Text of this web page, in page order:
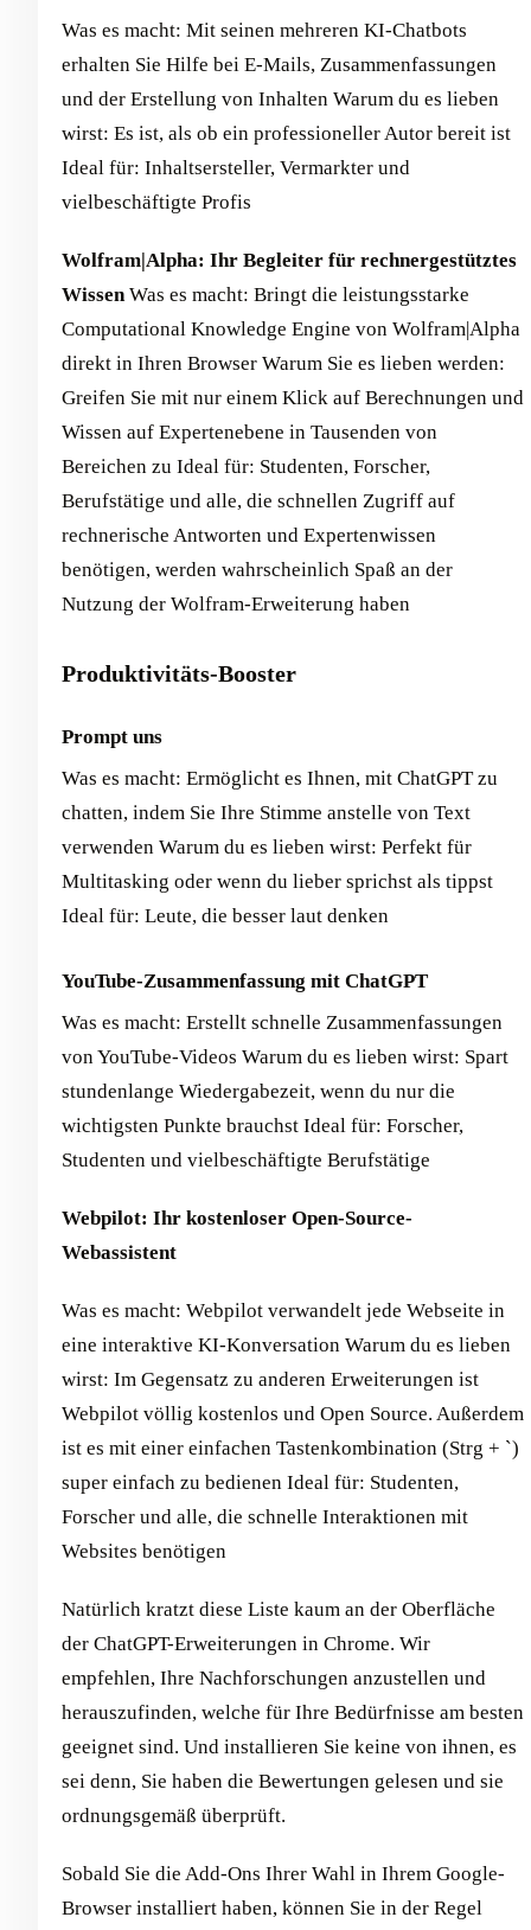
Was es macht: Mit seinen mehreren KI-Chatbots
erhalten Sie Hilfe bei E-Mails, Zusammenfassungen
und der Erstellung von Inhalten Warum du es lieben
wirst: Es ist, als ob ein professioneller Autor bereit ist
Ideal für: Inhaltsersteller, Vermarkter und
vielbeschäftigte Profis
Wolfram|Alpha: Ihr Begleiter für rechnergestütztes
WissenWas es macht: Bringt die leistungsstarke
Computational Knowledge Engine von Wolfram|Alpha
direkt in Ihren Browser Warum Sie es lieben werden:
Greifen Sie mit nur einem Klick auf Berechnungen und
Wissen auf Expertenebene in Tausenden von
Bereichen zu Ideal für: Studenten, Forscher,
Berufstätige und alle, die schnellen Zugriff auf
rechnerische Antworten und Expertenwissen
benötigen, werden wahrscheinlich Spaß an der
Nutzung der Wolfram-Erweiterung haben
Produktivitäts-Booster
Prompt uns
Was es macht: Ermöglicht es Ihnen, mit ChatGPT zu
chatten, indem Sie Ihre Stimme anstelle von Text
verwenden Warum du es lieben wirst: Perfekt für
Multitasking oder wenn du lieber sprichst als tippst
Ideal für: Leute, die besser laut denken
YouTube-Zusammenfassung mit ChatGPT
Was es macht: Erstellt schnelle Zusammenfassungen
von YouTube-Videos Warum du es lieben wirst: Spart
stundenlange Wiedergabezeit, wenn du nur die
wichtigsten Punkte brauchst Ideal für: Forscher,
Studenten und vielbeschäftigte Berufstätige
Webpilot: Ihr kostenloser Open-Source-
Webassistent
Was es macht: Webpilot verwandelt jede Webseite in
eine interaktive KI-Konversation Warum du es lieben
wirst: Im Gegensatz zu anderen Erweiterungen ist
Webpilot völlig kostenlos und Open Source. Außerdem
ist es mit einer einfachen Tastenkombination (Strg + `)
super einfach zu bedienen Ideal für: Studenten,
Forscher und alle, die schnelle Interaktionen mit
Websites benötigen
Natürlich kratzt diese Liste kaum an der Oberfläche
der ChatGPT-Erweiterungen in Chrome. Wir
empfehlen, Ihre Nachforschungen anzustellen und
herauszufinden, welche für Ihre Bedürfnisse am besten
geeignet sind. Und installieren Sie keine von ihnen, es
sei denn, Sie haben die Bewertungen gelesen und sie
ordnungsgemäß überprüft.
Sobald Sie die Add-Ons Ihrer Wahl in Ihrem Google-
Browser installiert haben, können Sie in der Regel